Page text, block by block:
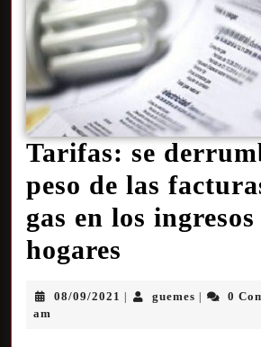
Tarifas: se
peso de las
gas en los
hogares
08/09/2021 guemes 0
am